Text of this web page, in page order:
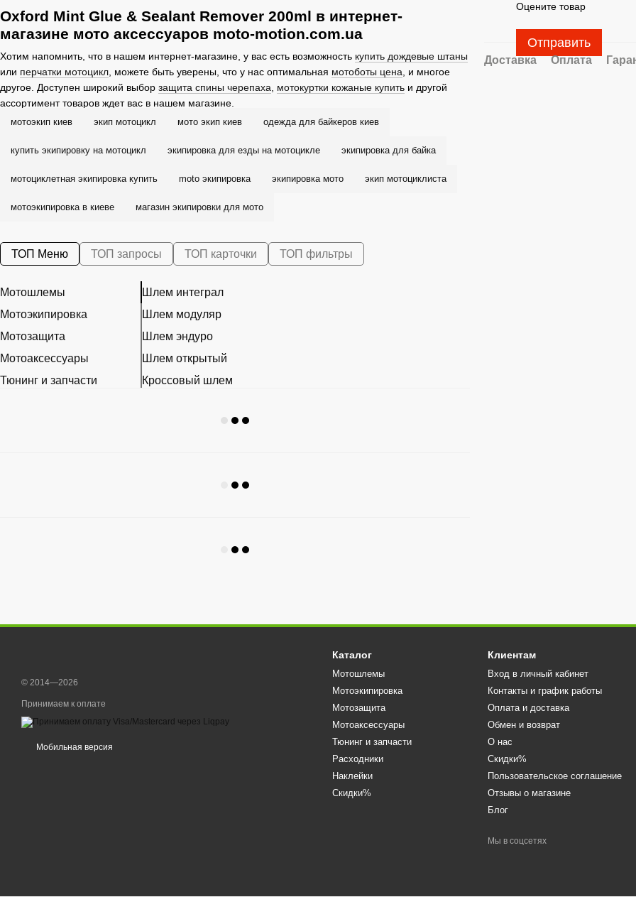
Oxford Mint Glue & Sealant Remover 200ml в интернет-
магазине мото аксессуаров moto-motion.com.ua
Хотим напомнить, что в нашем интернет-магазине, у вас есть возможность купить дождевые штаны
или перчатки мотоцикл , можете быть уверены, что у нас оптимальная мотоботы цена , и многое
другое. Доступен широкий выбор защита спины черепаха мотокуртки кожаные купить и другой
ассортимент товаров ждет вас в нашем магазине.
мотоэкип киев экип мотоцикл мото экип киев одежда для байкеров киев
купить экипировку на мотоцикл экипировка для езды на мотоцикле экипировка для байка
мотоциклетная экипировка купить moto экипировка экипировка мото экип мотоциклиста
мотоэкипировка в киеве магазин экипировки для мото
ТОП Меню ТОП запросы ТОП карточки ТОП фильтры
Мотошлемы
Мотоэкипировка
Мотозащита
Мотоаксессуары
Тюнинг и запчасти
Шлем интеграл
Шлем модуляр
Шлем эндуро
Шлем открытый
Кроссовый шлем
Оцените товар
Отправить
Доставка Оплата
© 2014—2026
Принимаем к оплате
Мобильная версия
Каталог
Мотошлемы
Мотоэкипировка
Мотозащита
Мотоаксессуары
Тюнинг и запчасти
Расходники
Наклейки
Скидки%
Клиентам
Вход в личный кабинет
Контакты и график работы
Оплата и доставка
Обмен и возврат
О нас
Скидки%
Пользовательское соглашение
Отзывы о магазине
Блог
Мы в соцсетях